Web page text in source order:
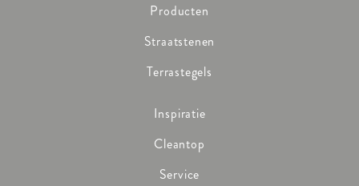
Producten
Straatstenen
Terrastegels
Inspiratie
Cleantop
Service